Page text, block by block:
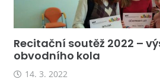
Recitační soutěž 2022 –
obvodního kola
14. 3. 2022